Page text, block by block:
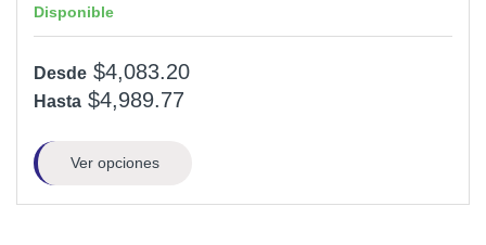
Disponible
Desde $4,083.20
Hasta $4,989.77
Ver opciones